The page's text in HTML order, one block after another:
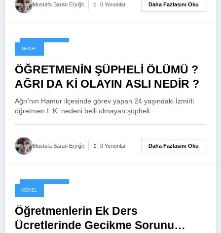
Mustafa Baran Eryiğit 0 Yorumlar Daha Fazlasını Oku
8 Haziran 2026
GENEL
ÖĞRETMENİN ŞÜPHELİ ÖLÜMÜ ?
AĞRI DA Kİ OLAYIN ASLI NEDİR ?
Ağrı'nın Hamur ilçesinde görev yapan 24 yaşındaki İzmirli
öğretmen I. K. nedeni belli olmayan şüpheli…
Mustafa Baran Eryiğit 0 Yorumlar Daha Fazlasını Oku
8 Haziran 2026
GENEL
Öğretmenlerin Ek Ders
Ücretlerinde Gecikme Sorunu